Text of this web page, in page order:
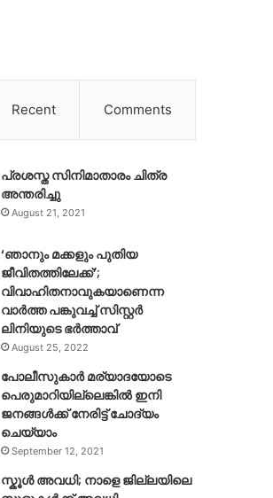
Recent Comments
പ്രശസ്ത സിനിമാതാരം ചിത്ര
അന്തരിച്ചു
August 21, 2021
‘ഞാനും മക്കളും പുതിയ
ജീവിതത്തിലേക്ക്’;
വിവാഹിതനാവുകയാണെന്ന
വാർത്ത പങ്കുവച്ച് സിസ്റ്റർ
ലിനിയുടെ ഭർത്താവ്
August 25, 2022
പോലീസുകാര്‍ മര്യാദയോടെ
പെരുമാറിയില്ലെങ്കില്‍ ഇനി
ജനങ്ങള്‍ക്ക് നേരിട്ട് ചോദ്യം
ചെയ്യാം
September 12, 2021
സ്കൂൾ അവധി; നാളെ ജില്ലയിലെ